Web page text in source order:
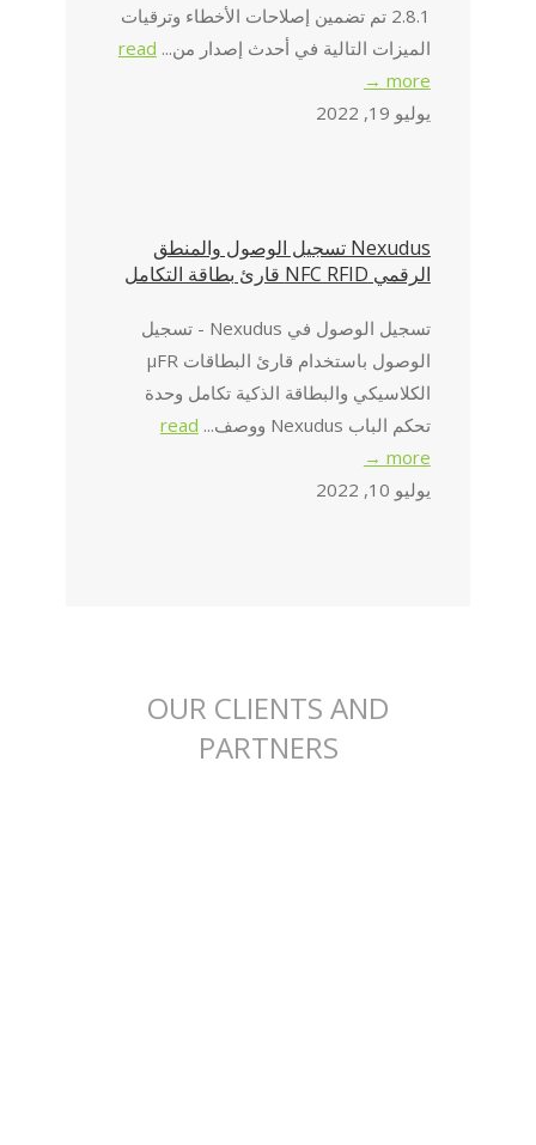
2.8.1 تم تضمين إصلاحات الأخطاء وترقيات
الميزات التالية في أحدث إصدار من... read
more →
يوليو 19, 2022
Nexudus تسجيل الوصول والمنطق
الرقمي NFC RFID قارئ بطاقة التكامل
تسجيل الوصول في Nexudus - تسجيل
الوصول باستخدام قارئ البطاقات μFR
الكلاسيكي والبطاقة الذكية تكامل وحدة
تحكم الباب Nexudus ووصف...
read
more →
يوليو 10, 2022
OUR CLIENTS AND
PARTNERS